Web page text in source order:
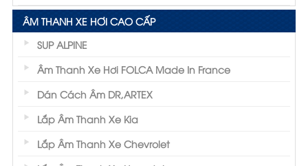
ÂM THANH XE HƠI CAO CẤP
SUP ALPINE
Âm Thanh Xe Hơi FOLCA Made In France
Dán Cách Âm DR,ARTEX
Lắp Âm Thanh Xe Kia
Lắp Âm Thanh Xe Chevrolet